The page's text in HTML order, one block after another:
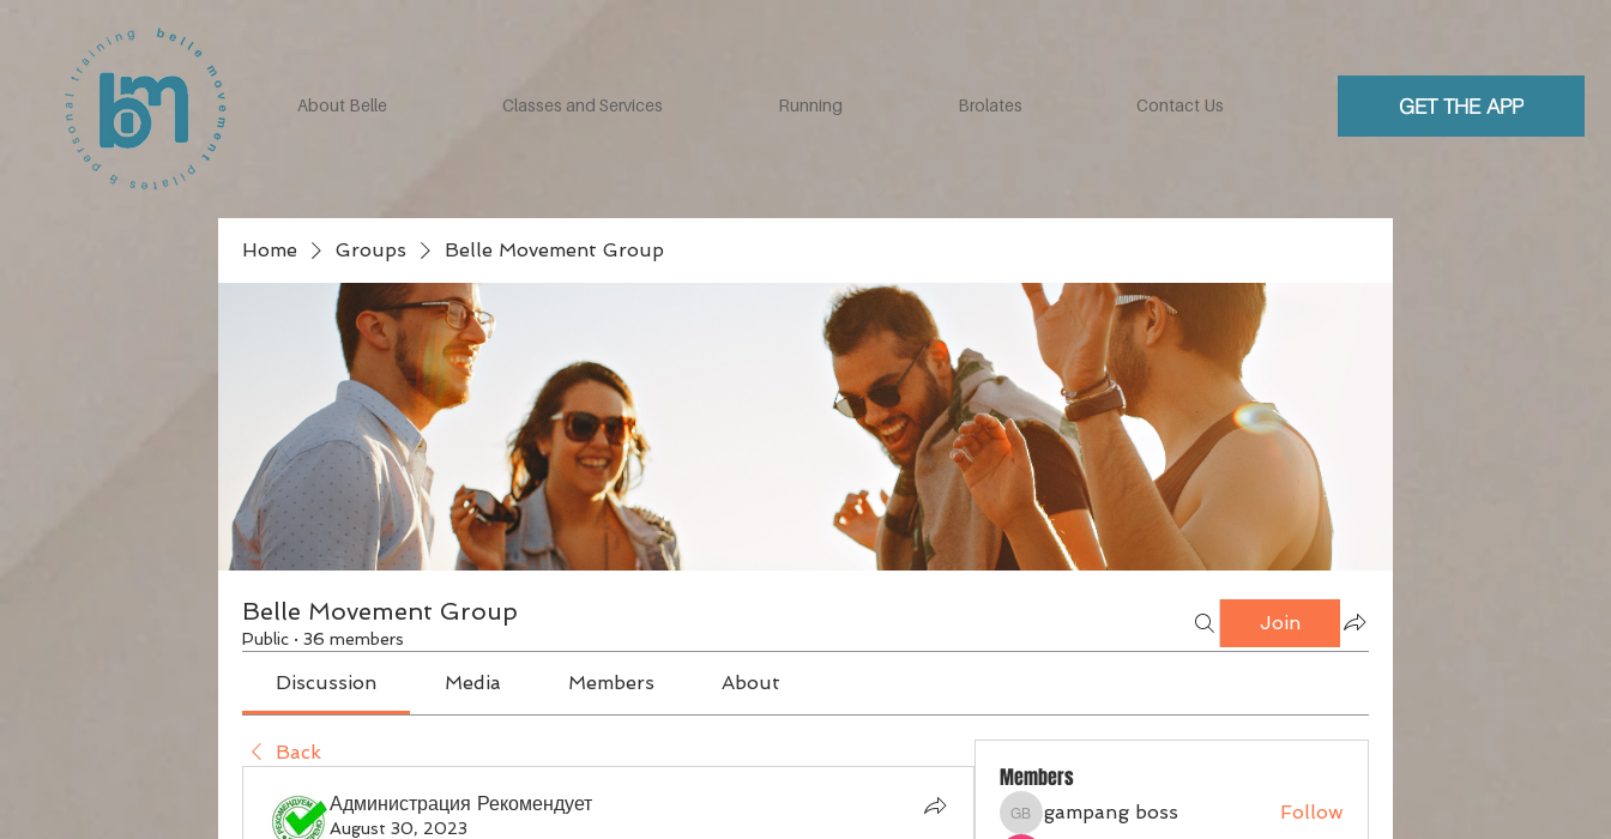
About Belle Classes and Services Running Brolates Contact Us GET THE APP
Home Groups Belle Movement Group
Belle Movement Group
Public · 36 members
Join
Discussion Media Members About
Back
Администрация Рекомендует
August 30, 2023
Members
gampang boss
gampang boss
Follow